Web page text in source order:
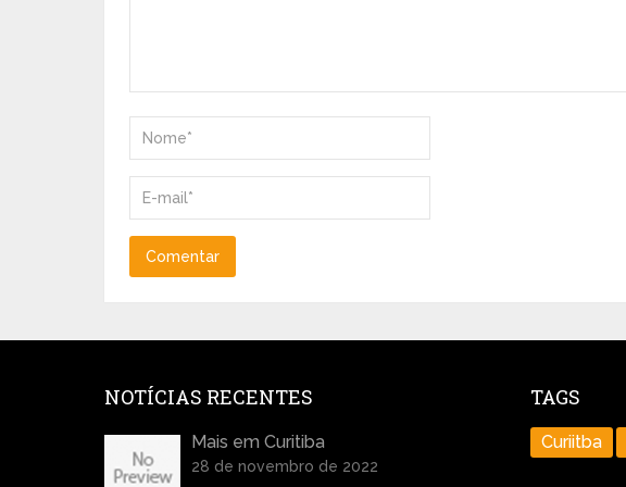
NOTÍCIAS RECENTES
Mais em Curitiba
28 de novembro de 2022
TAGS
Curiitba